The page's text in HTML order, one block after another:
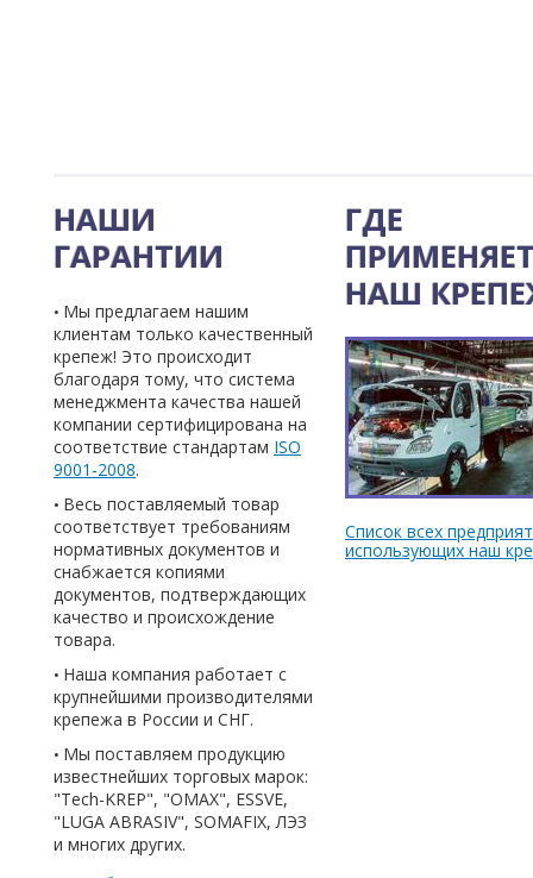
НАШИ
ГАРАНТИИ
Мы предлагаем нашим
клиентам только качественный
крепеж! Это происходит
благодаря тому, что система
менеджмента качества нашей
компании сертифицирована на
соответствие стандартам ISO
9001-2008.
Весь поставляемый товар
соответствует требованиям
нормативных документов и
снабжается копиями
документов, подтверждающих
качество и происхождение
товара.
Наша компания работает с
крупнейшими производителями
крепежа в России и СНГ.
Мы поставляем продукцию
известнейших торговых марок:
"Tech-KREP", "OMAX", ESSVE,
"LUGA ABRASIV", SOMAFIX, ЛЭЗ
и многих других.
ГДЕ
НАШ
Список всех
использующих наш